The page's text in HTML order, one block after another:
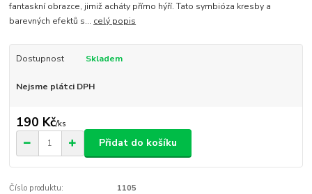
fantaskní obrazce, jimiž acháty přímo hýří. Tato symbióza kresby a
barevných efektů s... celý popis
Dostupnost Skladem
Nejsme plátci DPH
190 Kč/ks
Přidat do košíku
Číslo produktu: 1105